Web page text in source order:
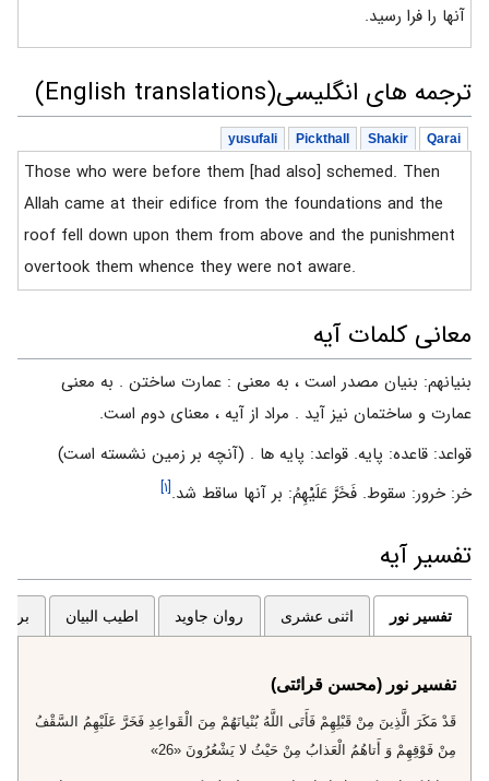
آنها را فرا رسید.
ترجمه های انگلیسی(English translations)
Qarai
Shakir
Pickthall
yusufali
Those who were before them [had also] schemed. Then
Allah came at their edifice from the foundations and the
roof fell down upon them from above and the punishment
overtook them whence they were not aware.
معانی کلمات آیه
بنيانهم: بنيان مصدر است ، به معنى : عمارت ساختن . به معنى
عمارت و ساختمان نيز آيد . مراد از آيه ، معناى دوم است.
قواعد: قاعده: پايه. قواعد: پايه‏ ها . (آنچه بر زمين نشسته است)
خر: خرور: سقوط. فَخَرَّ عَلَيْهِمُ‏: بر آنها ساقط شد.[۱]
تفسیر آیه
تفسیر نور اثنی عشری روان جاوید اطیب البیان
تفسیر نور (محسن قرائتی)
قَدْ مَكَرَ الَّذِينَ مِنْ قَبْلِهِمْ فَأَتَى اللَّهُ بُنْيانَهُمْ مِنَ الْقَواعِدِ فَخَرَّ عَلَيْهِمُ السَّقْفُ
مِنْ فَوْقِهِمْ وَ أَتاهُمُ الْعَذابُ مِنْ حَيْثُ لا يَشْعُرُونَ «26»